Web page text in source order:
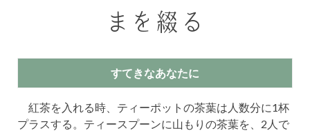
まを綴る
すてきなあなたに
紅茶を入れる時、ティーポットの茶葉は人数分に1杯
プラスする。ティースプーンに山もりの茶葉を、2人で